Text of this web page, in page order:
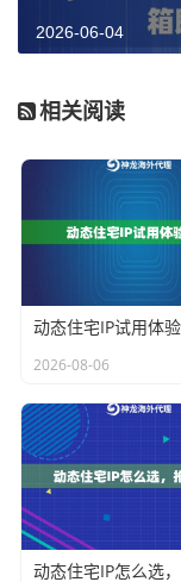
面对市场上众多
成本和管控粒度
1. IP资源类型与真
据中心IP成本低
P）来源于真实
供的动态住宅IP
（ISP），信誉
效降低被屏蔽的
2. 资源管控模式
本较低，但资源
响。专属池或不
源池，资源独享
并发、长期运行
2026-06-04
相关阅读
动态住宅IP试用体
2026-08-06